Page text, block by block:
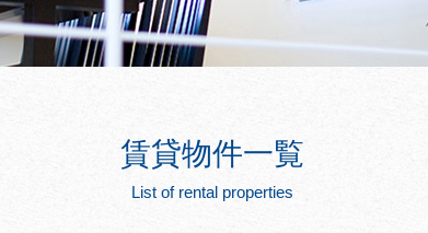
賃貸物件一覧
List of rental properties